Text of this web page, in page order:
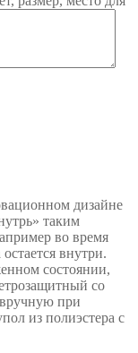
дизайне
таким
во время
внутри.
состоянии,
со
при
из полиэстера с